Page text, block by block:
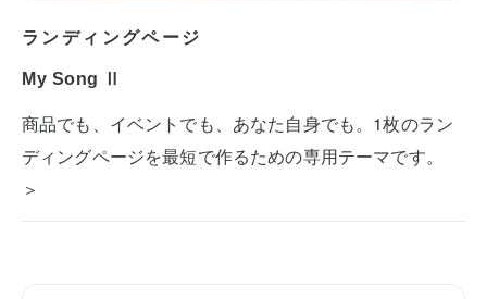
ランディングページ
My Song Ⅱ
商品でも、イベントでも、あなた自身でも。1枚のラン
ディングページを最短で作るための専用テーマです。
＞